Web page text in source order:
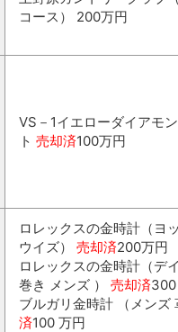
コース） 200万円
VS－1イエローダイアモ
ト売却済100万円
ロレックスの金時計（
ウイズ）売却済200万円
ロレックスの金時計（デ
巻き メンズ ）売却済300
ブルガリ金時計 （メン
済100 万円